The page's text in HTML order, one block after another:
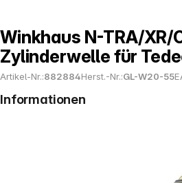
Winkhaus N-TRA/XR/
Zylinderwelle für
Artikel-Nr.:882884Herst.-Nr.:GL-W20-55
Informationen